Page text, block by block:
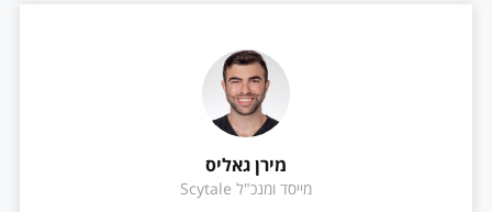
מירן גאליס
מייסד ומנכ"ל Scytale